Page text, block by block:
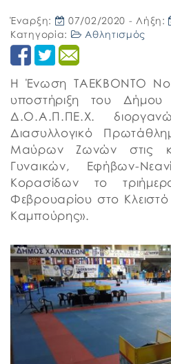
Έναρξη: 07/02/2020 - Λήξη:
Κατηγορία:
Αθλητισμός
Η Ένωση ΤΑΕΚΒΟΝΤΟ
υποστήριξη του Δήμου
Δ.Ο.Α.Π.ΠΕ.Χ.
Διασυλλογικό
Μαύρων Ζωνών στις
Γυναικών, Εφήβων-
Κορασίδων το
Φεβρουαρίου στο
Καμπούρης».